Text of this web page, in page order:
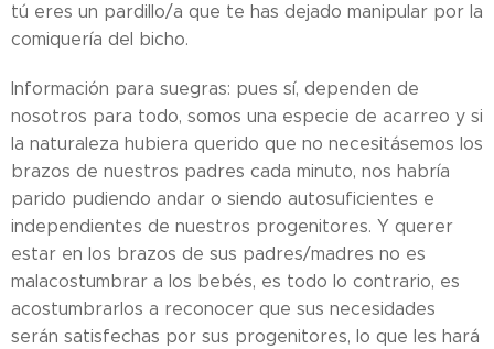
tú eres un pardillo/a que te has dejado manipular por la
comiquería del bicho.
Información para suegras: pues sí, dependen de
nosotros para todo, somos una especie de acarreo y si
la naturaleza hubiera querido que no necesitásemos los
brazos de nuestros padres cada minuto, nos habría
parido pudiendo andar o siendo autosuficientes e
independientes de nuestros progenitores. Y querer
estar en los brazos de sus padres/madres no es
malacostumbrar a los bebés, es todo lo contrario, es
acostumbrarlos a reconocer que sus necesidades
serán satisfechas por sus progenitores, lo que les hará